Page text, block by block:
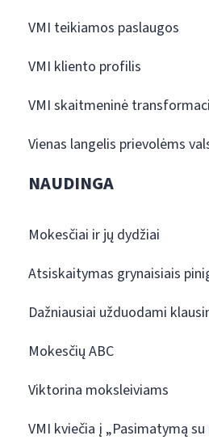
VMI teikiamos paslaugos
VMI kliento profilis
VMI skaitmeninė
Vienas langelis prievolėms
NAUDINGA
Mokesčiai ir jų dydžiai
Atsiskaitymas grynaisiais
Dažniausiai užduodami
Mokesčių ABC
Viktorina moksleiviams
VMI kviečia į „Pasimatymą